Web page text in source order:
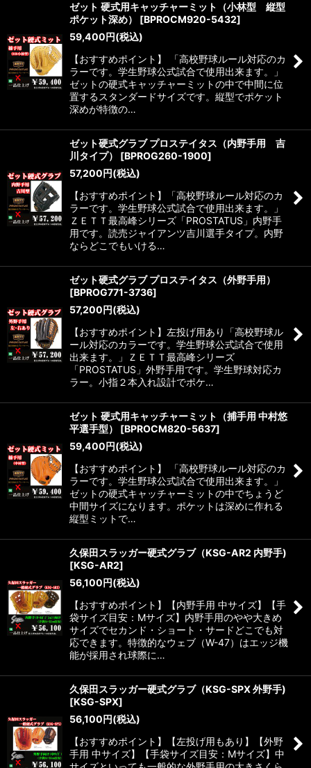
ゼット 硬式用キャッチャーミット（小林型 縦型
ポケット深め）
[BPROCM920-5432]
59,400円(税込)
【おすすめポイント】 「高校野球ルール対応のカ
ラーです。学生野球公式試合で使用出来ます。」
ゼットの硬式キャッチャーミットの中で中間に位
置するスタンダードサイズです。縦型でポケット
深めが特徴の…
ゼット硬式グラブ プロステイタス（内野手用 吉
川タイプ）
[BPROG260-1900]
57,200円(税込)
【おすすめポイント】「高校野球ルール対応のカ
ラーです。学生野球公式試合で使用出来ます。」
ＺＥＴＴ最高峰シリーズ「PROSTATUS」内野手
用です。読売ジャイアンツ吉川選手タイプ。内野
ならどこでもいける…
ゼット硬式グラブ プロステイタス（外野手用）
[BPROG771-3736]
57,200円(税込)
【おすすめポイント】左投げ用あり「高校野球ル
ール対応のカラーです。学生野球公式試合で使用
出来ます。」ＺＥＴＴ最高峰シリーズ
「PROSTATUS」外野手用です。学生野球対応カ
ラー。小指２本入れ設計でポケ…
ゼット 硬式用キャッチャーミット（捕手用 中村悠
平選手型）
[BPROCM820-5637]
59,400円(税込)
【おすすめポイント】 「高校野球ルール対応のカ
ラーです。学生野球公式試合で使用出来ます。」
ゼットの硬式キャッチャーミットの中でちょうど
中間サイズになります。ポケットは深めに作れる
縦型ミットで…
久保田スラッガー硬式グラブ（KSG-AR2 内野手)
[KSG-AR2]
56,100円(税込)
【おすすめポイント】【内野手用 中サイズ】【手
袋サイズ目安：Mサイズ】内野手用のやや大きめ
サイズでセカンド・ショート・サードどこでも対
応できます。特徴的なウェブ（W-47）はエッジ機
能が採用され球際に…
久保田スラッガー硬式グラブ（KSG-SPX 外野手)
[KSG-SPX]
56,100円(税込)
【おすすめポイント】【左投げ用もあり】【外野
手用 中サイズ】【手袋サイズ目安：Mサイズ】中